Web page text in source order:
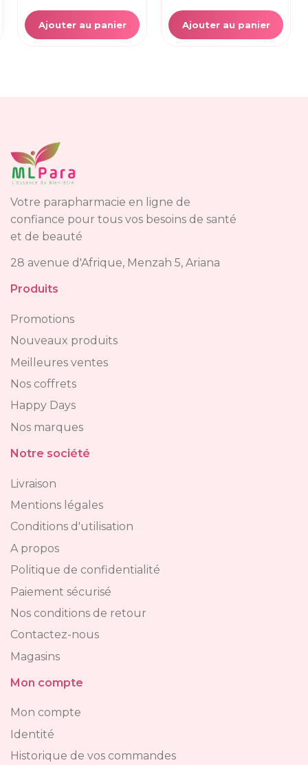
Ajouter au panier Ajouter au panier
Votre parapharmacie en ligne de
confiance pour tous vos besoins de santé
et de beauté
28 avenue d'Afrique, Menzah 5, Ariana
Produits
Promotions
Nouveaux produits
Meilleures ventes
Nos coffrets
Happy Days
Nos marques
Notre société
Livraison
Mentions légales
Conditions d'utilisation
A propos
Politique de confidentialité
Paiement sécurisé
Nos conditions de retour
Contactez-nous
Magasins
Mon compte
Mon compte
Identité
Historique de vos commandes